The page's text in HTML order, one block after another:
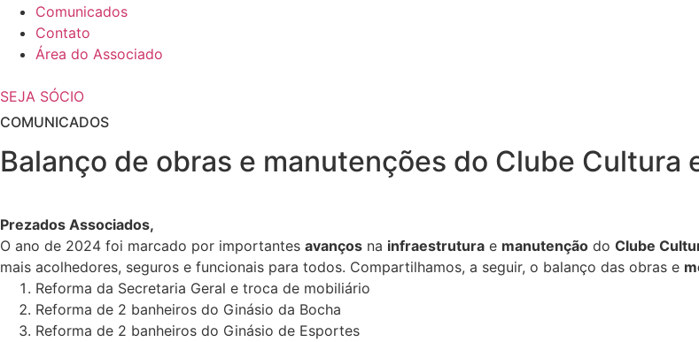
Comunicados
Contato
Área do Associado
SEJA SÓCIO
COMUNICADOS
Balanço de obras e manutenções do Clube Cultura
Prezados Associados,
O ano de 2024 foi marcado por importantes avanços na infraestrutura e manutenção do Clube
mais acolhedores, seguros e funcionais para todos. Compartilhamos, a seguir, o balanço das obras e
Reforma da Secretaria Geral e troca de mobiliário
Reforma de 2 banheiros do Ginásio da Bocha
Reforma de 2 banheiros do Ginásio de Esportes